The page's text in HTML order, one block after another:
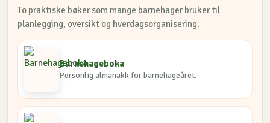
To praktiske bøker som mange barnehager bruker til
planlegging, oversikt og hverdagsorganisering.
Barnehageboka
Personlig almanakk for barnehageåret.